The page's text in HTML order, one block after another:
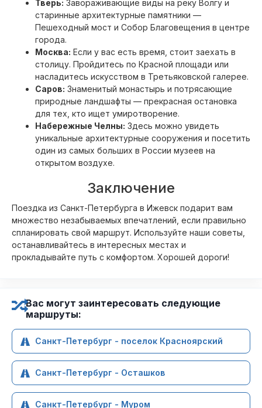
Тверь: Завораживающие виды на реку Волгу и
старинные архитектурные памятники —
Пешеходный мост и Собор Благовещения в центре
города.
Москва: Если у вас есть время, стоит заехать в
столицу. Пройдитесь по Красной площади или
насладитесь искусством в Третьяковской галерее.
Саров: Знаменитый монастырь и потрясающие
природные ландшафты — прекрасная остановка
для тех, кто ищет умиротворение.
Набережные Челны: Здесь можно увидеть
уникальные архитектурные сооружения и посетить
один из самых больших в России музеев на
открытом воздухе.
Заключение
Поездка из Санкт-Петербурга в Ижевск подарит вам
множество незабываемых впечатлений, если правильно
спланировать свой маршрут. Используйте наши советы,
останавливайтесь в интересных местах и
прокладывайте путь с комфортом. Хорошей дороги!
Вас могут заинтересовать следующие
маршруты:
Санкт-Петербург - поселок Красноярский
Санкт-Петербург - Осташков
Санкт-Петербург - Муром